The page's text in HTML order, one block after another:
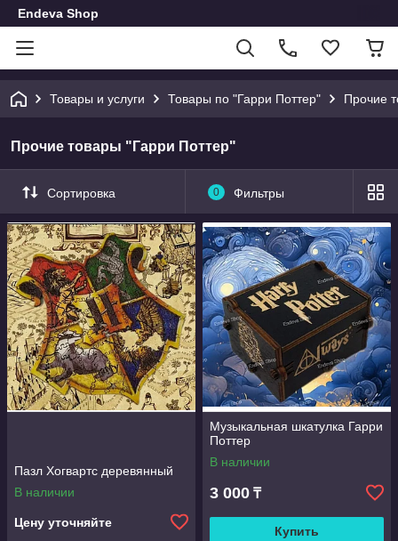
Endeva Shop
Товары и услуги Товары по "Гарри Поттер" Прочие
Прочие товары "Гарри Поттер"
Сортировка 0 Фильтры
Пазл Хогвартс деревянный
В наличии
Цену уточняйте
Музыкальная шкатулка Гарри
Поттер
В наличии
3 000 ₸
Купить